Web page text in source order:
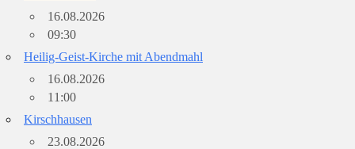
16.08.2026
09:30
Heilig-Geist-Kirche mit Abendmahl
16.08.2026
11:00
Kirschhausen
23.08.2026